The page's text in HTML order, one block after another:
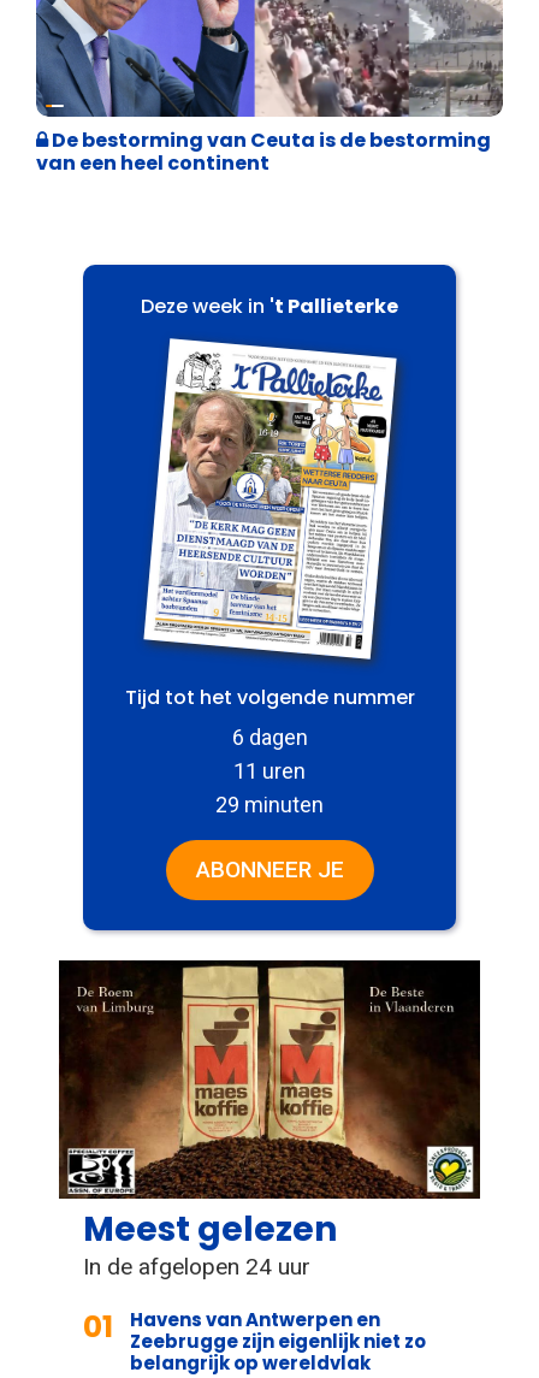
Asiel en Migratie
De bestorming van Ceuta is de bestorming
van een heel continent
Deze week in 't Pallieterke
Tijd tot het volgende nummer
6 dagen
11 uren
29 minuten
ABONNEER JE
Meest gelezen
In de afgelopen 24 uur
01
Havens van Antwerpen en
Zeebrugge zijn eigenlijk niet zo
belangrijk op wereldvlak